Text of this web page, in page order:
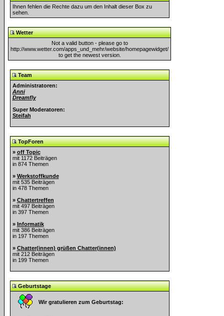
Ihnen fehlen die Rechte dazu um den Inhalt dieser Box zu
sehen.
Wetter
Not a valid button - please go to
http://www.wetter.com/apps_und_mehr/website/homepagewidget/
to get the newest version.
Team
Administratoren:
Anni
Dreamfly
Super Moderatoren:
Steifah
TopForen
» off Topic
mit 1172 Beiträgen
in 874 Themen
» Werkstoffkunde
mit 535 Beiträgen
in 478 Themen
» Chattertreffen
mit 497 Beiträgen
in 397 Themen
» Informatik
mit 386 Beiträgen
in 197 Themen
» Chatter(innen) grüßen Chatter(innen)
mit 212 Beiträgen
in 199 Themen
Geburtstage
Wir gratulieren zum Geburtstag: